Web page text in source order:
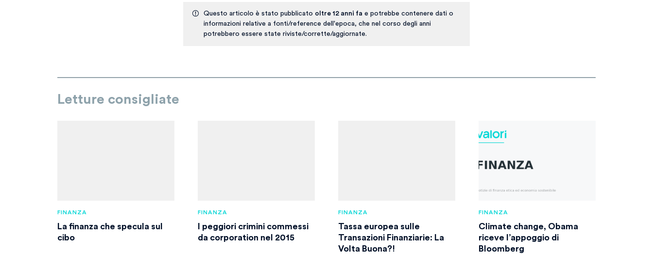
Questo articolo è stato pubblicato oltre 12 anni fa e potrebbe contenere dati o
informazioni relative a fonti/reference dell'epoca, che nel corso degli anni
potrebbero essere state riviste/corrette/aggiornate.
Letture consigliate
FINANZA
La finanza che specula sul
cibo
FINANZA
I peggiori crimini commessi
da corporation nel 2015
FINANZA
Tassa europea sulle
Transazioni Finanziarie: La
Volta Buona?!
FINANZA
Climate change, Obama
riceve l’appoggio di
Bloomberg